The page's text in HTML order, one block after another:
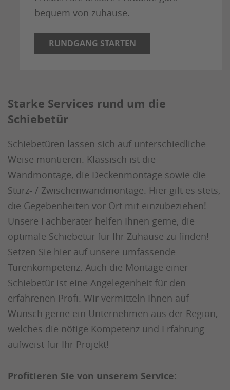
bequem von zuhause.
RUNDGANG STARTEN
Starke Services rund um die
Schiebetür
Schiebetüren lassen sich auf unterschiedliche
Weise montieren. Klassisch ist die
Wandmontage, die Deckenmontage sowie die
Sturz- / Zwischenwandmontage. Hier gilt es stets,
die Gegebenheiten vor Ort mit einzubeziehen!
Unsere Fachberater helfen Ihnen gerne, die
optimale Schiebetür für Ihr Zuhause zu finden!
Setzen Sie hier auf unsere umfassende
Türenkompetenz. Auch die Montage einer
Schiebetür ist eine Angelegenheit für den
erfahrenen Profi. Wir vermitteln Ihnen auf
Wunsch gerne ein Unternehmen aus der Region,
welches die nötige Kompetenz und Erfahrung
aufweist für Ihr Projekt!
Profitieren Sie von unserem Service: